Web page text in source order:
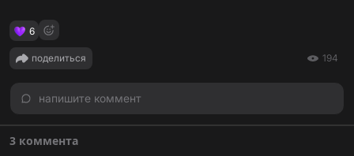
6
поделиться 194
напишите коммент
3 коммента